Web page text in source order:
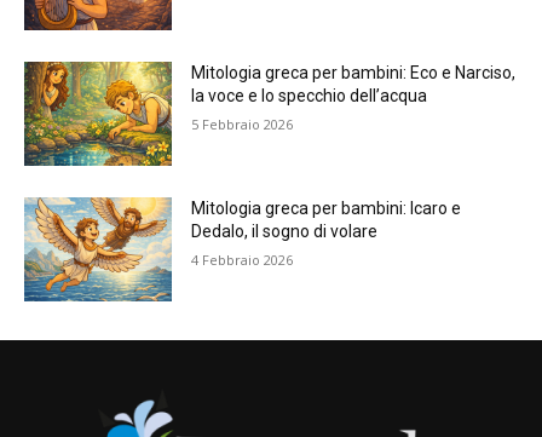
Mitologia greca per bambini: Eco e Narciso,
la voce e lo specchio dell’acqua
5 Febbraio 2026
Mitologia greca per bambini: Icaro e
Dedalo, il sogno di volare
4 Febbraio 2026